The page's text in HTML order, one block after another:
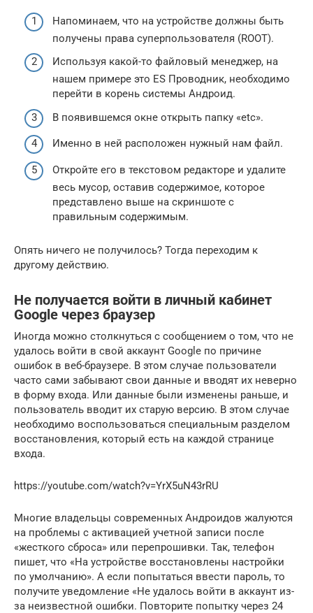
Напоминаем, что на устройстве должны быть
получены права суперпользователя (ROOT).
Используя какой-то файловый менеджер, на
нашем примере это ES Проводник, необходимо
перейти в корень системы Андроид.
В появившемся окне открыть папку «etc».
Именно в ней расположен нужный нам файл.
Откройте его в текстовом редакторе и удалите
весь мусор, оставив содержимое, которое
представлено выше на скриншоте с
правильным содержимым.
Опять ничего не получилось? Тогда переходим к
другому действию.
Не получается войти в личный кабинет
Google через браузер
Иногда можно столкнуться с сообщением о том, что не
удалось войти в свой аккаунт Google по причине
ошибок в веб-браузере. В этом случае пользователи
часто сами забывают свои данные и вводят их неверно
в форму входа. Или данные были изменены раньше, и
пользователь вводит их старую версию. В этом случае
необходимо воспользоваться специальным разделом
восстановления, который есть на каждой странице
входа.
https://youtube.com/watch?v=YrX5uN43rRU
Многие владельцы современных Андроидов жалуются
на проблемы с активацией учетной записи после
«жесткого сброса» или перепрошивки. Так, телефон
пишет, что «На устройстве восстановлены настройки
по умолчанию». А если попытаться ввести пароль, то
получите уведомление «Не удалось войти в аккаунт из-
за неизвестной ошибки. Повторите попытку через 24